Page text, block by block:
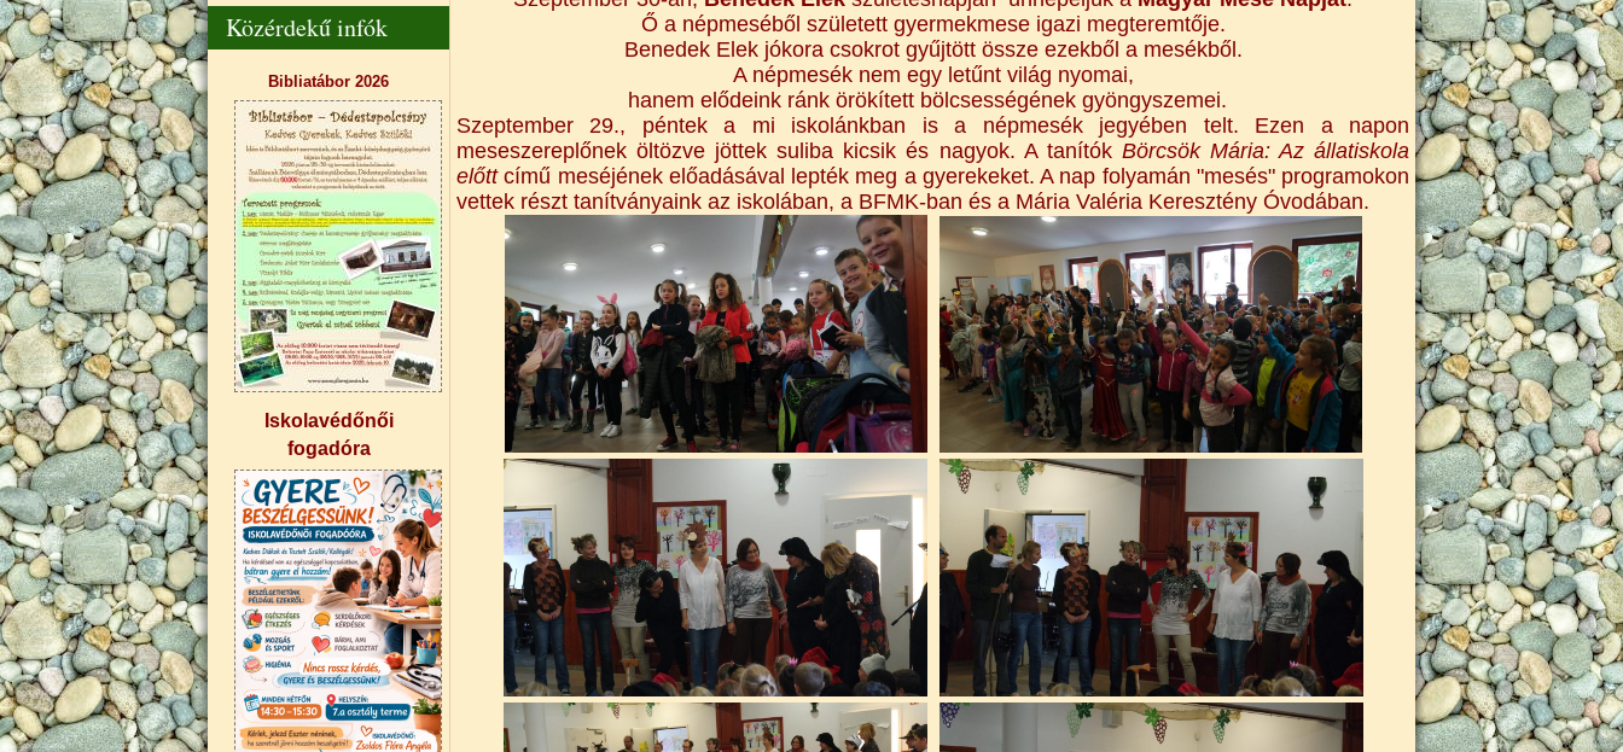
Közérdekű infók
Bibliatábor 2026
Iskolavédőnői
fogadóra
Ő a népmeséből született gyermekmese igazi megteremtője.
Benedek Elek jókora csokrot gyűjtött össze ezekből a mesékből.
A népmesék nem egy letűnt világ nyomai,
hanem elődeink ránk örökített bölcsességének gyöngyszemei.
Szeptember 29., péntek a mi iskolánkban is a népmesék jegyében telt. Ezen a napon
meseszereplőnek öltözve jöttek suliba kicsik és nagyok. A tanítók Börcsök Mária: Az állatiskola
előttcímű meséjének előadásával lepték meg a gyerekeket. A nap folyamán "mesés" programokon
vettek részt tanítványaink az iskolában, a BFMK-ban és a Mária Valéria Keresztény Óvodában.